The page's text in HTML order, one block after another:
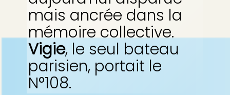
mais ancrée dans la
mémoire collective.
Vigie, le seul bateau
parisien, portait le
N°108.